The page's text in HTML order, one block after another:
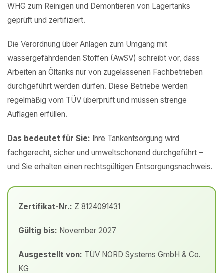
WHG zum Reinigen und Demontieren von Lagertanks
geprüft und zertifiziert.
Die Verordnung über Anlagen zum Umgang mit
wassergefährdenden Stoffen (AwSV) schreibt vor, dass
Arbeiten an Öltanks nur von zugelassenen Fachbetrieben
durchgeführt werden dürfen. Diese Betriebe werden
regelmäßig vom TÜV überprüft und müssen strenge
Auflagen erfüllen.
Das bedeutet für Sie: Ihre Tankentsorgung wird
fachgerecht, sicher und umweltschonend durchgeführt –
und Sie erhalten einen rechtsgültigen Entsorgungsnachweis.
Zertifikat-Nr.: Z 8124091431
Gültig bis: November 2027
Ausgestellt von: TÜV NORD Systems GmbH & Co.
KG